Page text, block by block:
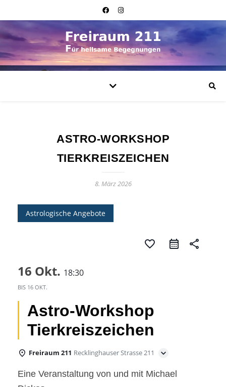
ASTRO-WORKSHOP
TIERKREISZEICHEN
8. März 2026
Astrologische Angebote
favorite_border share
16 Okt. 18:30
BIS 16 OKT.
Astro-Workshop
Tierkreiszeichen
Freiraum 211 Recklinghauser Strasse 211
Eine Veranstaltung von und mit Michael